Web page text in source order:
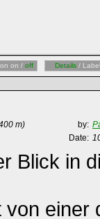
on / off Details /
m) by:
Date:
Blick in
einer